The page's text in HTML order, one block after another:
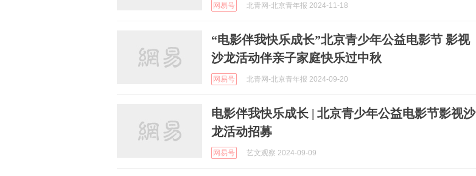
网易号 北青网-北京青年报 2024-11-18
“电影伴我快乐成长”北京青少年公益电影节 影视
沙龙活动伴亲子家庭快乐过中秋
网易号 北青网-北京青年报 2024-09-20
电影伴我快乐成长 | 北京青少年公益电影节影视沙
龙活动招募
网易号 艺文观察 2024-09-09